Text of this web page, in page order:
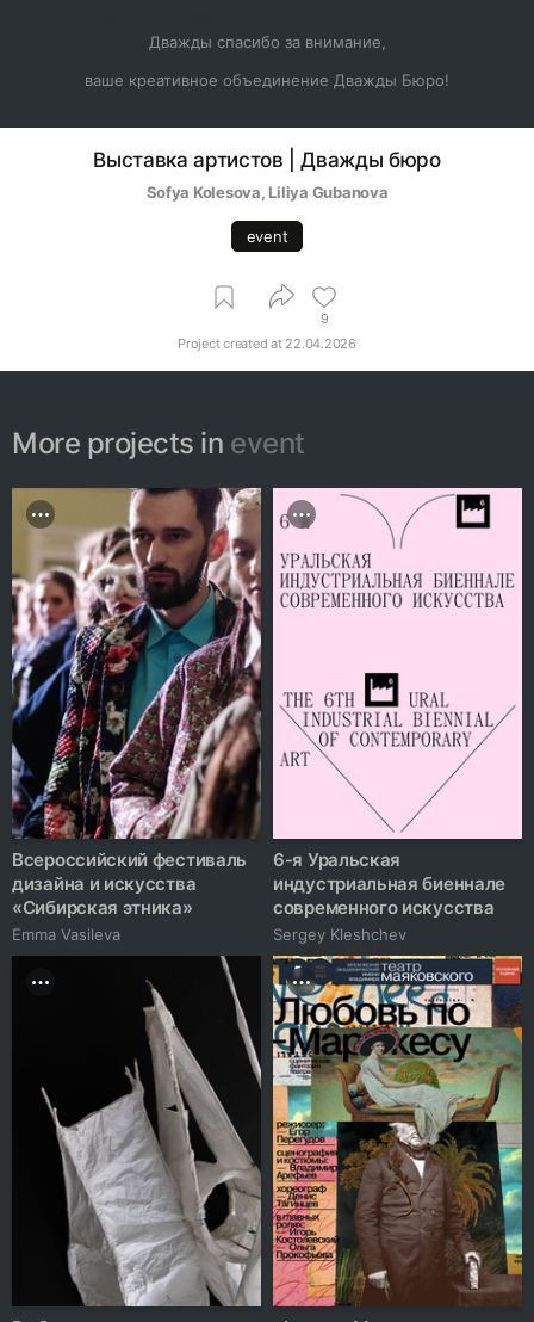
Дважды спасибо за внимание,
ваше креативное объединение Дважды Бюро!
Выставка артистов | Дважды бюро
Sofya Kolesova, Liliya Gubanova
event
9
Project created at 22.04.2026
More projects in event
Всероссийский фестиваль
дизайна и искусства
«Сибирская этника»
Emma Vasileva
6-я Уральская
индустриальная биеннале
современного искусства
Sergey Kleshchev